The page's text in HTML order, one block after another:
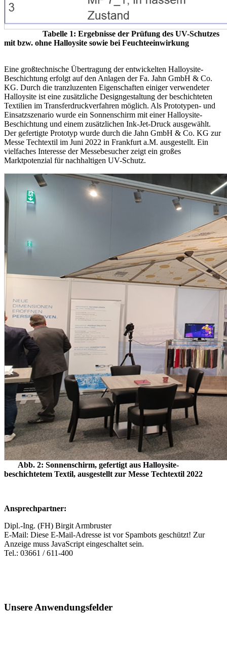
Tabelle 1: Ergebnisse der Prüfung des UV-Schutzes
mit bzw. ohne Halloysite sowie bei Feuchteeinwirkung
Eine großtechnische Übertragung der entwickelten Halloysite-
Beschichtung erfolgt auf den Anlagen der Fa. Jahn GmbH & Co.
KG. Durch die tranzluzenten Eigenschaften einiger verwendeter
Halloysite ist eine zusätzliche Designgestaltung der beschichteten
Textilien im Transferdruckverfahren möglich. Als Prototypen- und
Einsatzszenario wurde ein Sonnenschirm mit einer Halloysite-
Beschichtung und einem zusätzlichen Ink-Jet-Druck ausgewählt.
Der gefertigte Prototyp wurde durch die Jahn GmbH & Co. KG zur
Messe Techtextil im Juni 2022 in Frankfurt a.M. ausgestellt. Ein
vielfaches Interesse der Messebesucher zeigt ein großes
Marktpotenzial für nachhaltigen UV-Schutz.
Abb. 2: Sonnenschirm, gefertigt aus Halloysite-
beschichtetem Textil, ausgestellt zur Messe Techtextil 2022
Ansprechpartner:
Dipl.-Ing. (FH) Birgit Armbruster
E-Mail: Diese E-Mail-Adresse ist vor Spambots geschützt! Zur
Anzeige muss JavaScript eingeschaltet sein.
Tel.: 03661 / 611-400
Unsere Anwendungsfelder